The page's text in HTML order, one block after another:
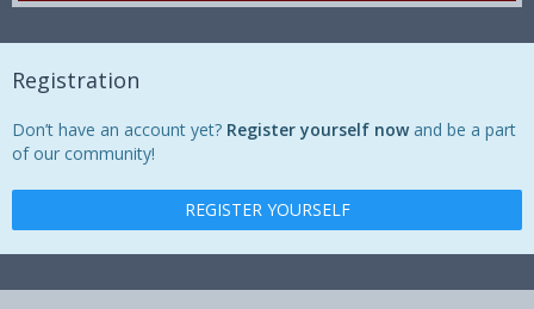
Registration
Don’t have an account yet? Register yourself nowand be a part
of our community!
REGISTER YOURSELF